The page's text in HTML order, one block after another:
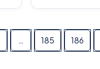
… 185 186